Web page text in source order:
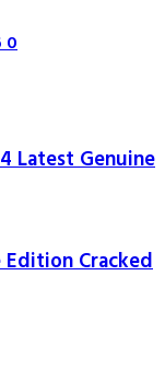
0
Latest Genuine
Cracked